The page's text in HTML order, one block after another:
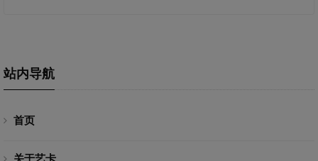
站内导航
首页
关于艺卡